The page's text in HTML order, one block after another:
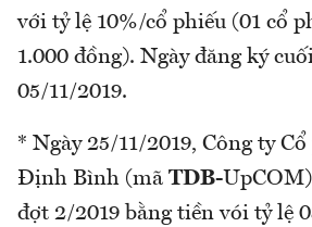
với tỷ lệ 10%/cổ phiếu (01 cổ
1.000 đồng). Ngày đăng ký
05/11/2019.
* Ngày 25/11/2019, Công ty
Định Bình (mã TDB-
đợt 2/2019 bằng tiền vói tỷ lệ